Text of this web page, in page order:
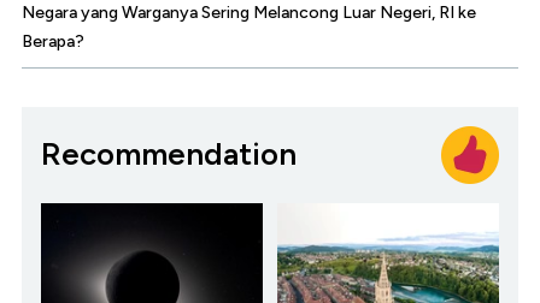
Negara yang Warganya Sering Melancong Luar Negeri, RI ke
Berapa?
Recommendation